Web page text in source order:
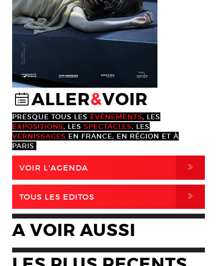
@ALLER&VOIR
PRESQUE TOUS LES ÉVÈNEMENTS, LES
EXPOSITIONS, LES SPECTACLES, LES
VERNISSAGES EN FRANCE, EN RÉGION ET À
PARIS.
VOIR L'AGENDA ,
TOUS LES EDITOS ,
A VOIR AUSSI